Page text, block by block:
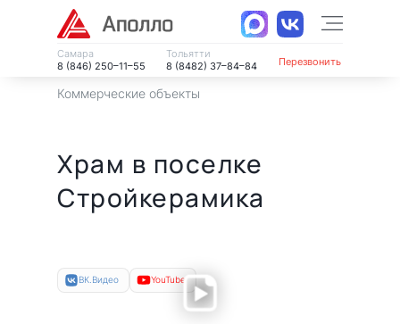
Самара
8 (846) 250–11–55
Тольятти
8 (8482) 37–84–84
Перезвонить
Коммерческие объекты
Храм в поселке
Стройкерамика
ВК.Видео YouTube